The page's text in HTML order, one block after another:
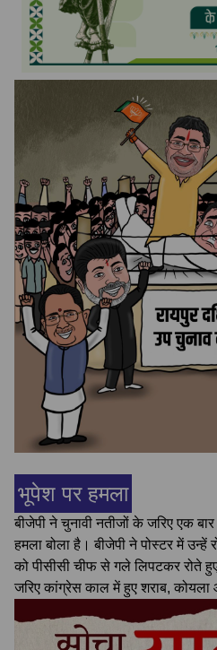
भूपेश पर हमला
बीजेपी ने चुनावी नतीजों के जरिए एक
हमला बोला है। बीजेपी ने पोस्टर में उन्हें
को पीसीसी चीफ से गले लिपटकर रोते
जरिए कांग्रेस काल में हुए शराब, कोयला